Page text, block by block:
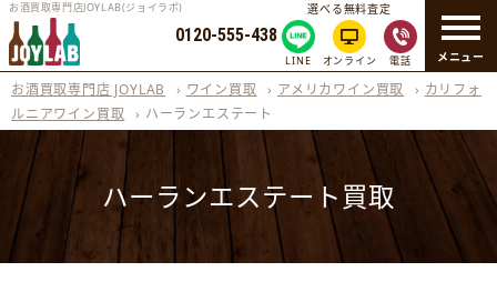
メニュー
お酒買取専門店JOYLAB(ジョイラボ)
0120-555-438
選べる無料査定
LINE オンライン 電話
お酒買取専門店 JOYLAB › ワイン買取 › アメリカワイン買取 › カリフォ
ルニアワイン買取
› ハーランエステート
ハーランエステート買取